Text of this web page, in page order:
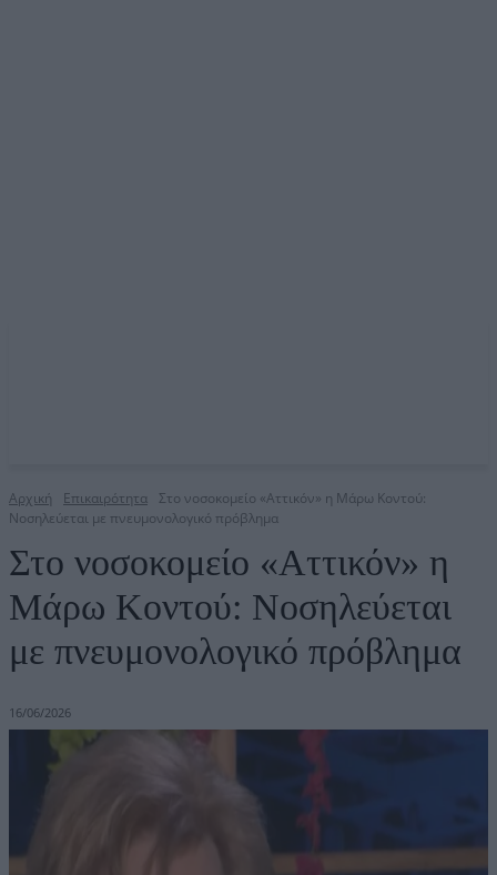
Αρχική Επικαιρότητα
Στο νοσοκομείο «Αττικόν» η Μάρω Κοντού:
Νοσηλεύεται με πνευμονολογικό πρόβλημα
Στο νοσοκομείο «Αττικόν» η
Μάρω Κοντού: Νοσηλεύεται
με πνευμονολογικό πρόβλημα
16/06/2026